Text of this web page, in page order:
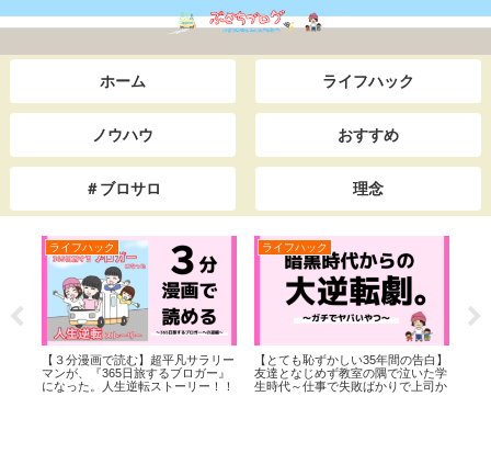
ホーム ライフハック
ノウハウ おすすめ
＃ブロサロ 理念
ライフハック
【３分漫画で読む】超平凡サラリー
マンが、『365日旅するブロガー』
になった。人生逆転ストーリー！！
ライフハック
【とても恥ずかしい35年間の告白】
友達となじめず教室の隅で泣いた学
生時代～仕事で失敗ばかりで上司か